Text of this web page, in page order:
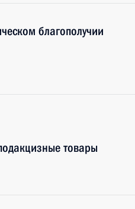
благополучии
товары